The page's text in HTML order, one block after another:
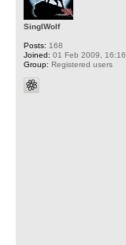
SinglWolf
Posts: 168
Joined: 01 Feb 2009, 16:16
Group: Registered users